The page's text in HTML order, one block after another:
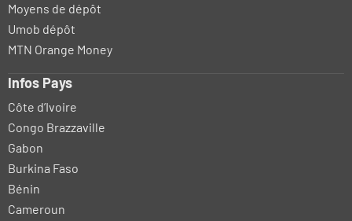
Moyens de dépôt
Umob dépôt
MTN Orange Money
Infos Pays
Côte d’Ivoire
Congo Brazzaville
Gabon
Burkina Faso
Bénin
Cameroun